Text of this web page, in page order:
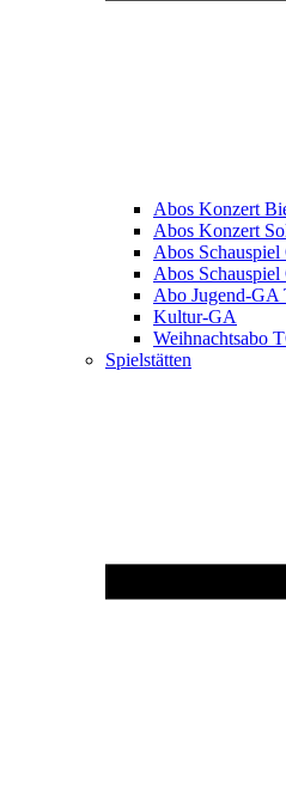
Abos Konzert
Abos Konzert
Abos
Abos
Abo Jugend-GA
Kultur-GA
Weihnachtsabo
Spielstätten